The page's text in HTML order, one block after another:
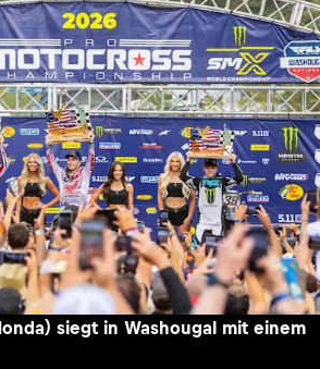
siegt in Washougal mit einem